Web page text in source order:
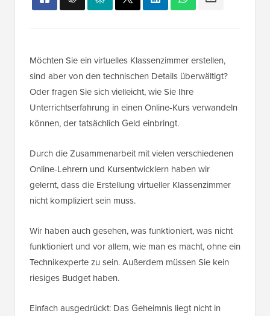
Möchten Sie ein virtuelles Klassenzimmer erstellen,
sind aber von den technischen Details überwältigt?
Oder fragen Sie sich vielleicht, wie Sie Ihre
Unterrichtserfahrung in einen Online-Kurs verwandeln
können, der tatsächlich Geld einbringt.
Durch die Zusammenarbeit mit vielen verschiedenen
Online-Lehrern und Kursentwicklern haben wir
gelernt, dass die Erstellung virtueller Klassenzimmer
nicht kompliziert sein muss.
Wir haben auch gesehen, was funktioniert, was nicht
funktioniert und vor allem, wie man es macht, ohne ein
Technikexperte zu sein. Außerdem müssen Sie kein
riesiges Budget haben.
Einfach ausgedrückt: Das Geheimnis liegt nicht in